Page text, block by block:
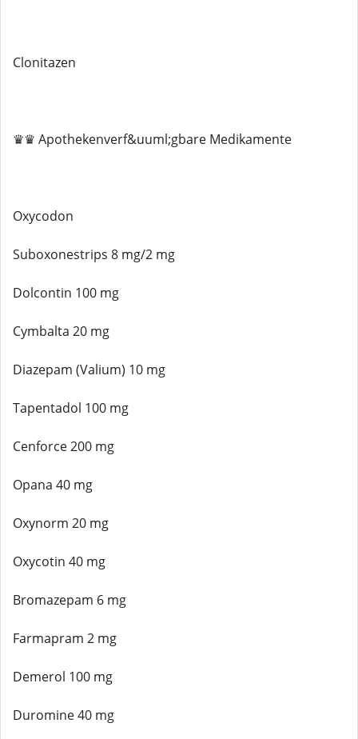
Clonitazen
♛♛ Apothekenverf&uuml;gbare Medikamente
Oxycodon
Suboxonestrips 8 mg/2 mg
Dolcontin 100 mg
Cymbalta 20 mg
Diazepam (Valium) 10 mg
Tapentadol 100 mg
Cenforce 200 mg
Opana 40 mg
Oxynorm 20 mg
Oxycotin 40 mg
Bromazepam 6 mg
Farmapram 2 mg
Demerol 100 mg
Duromine 40 mg